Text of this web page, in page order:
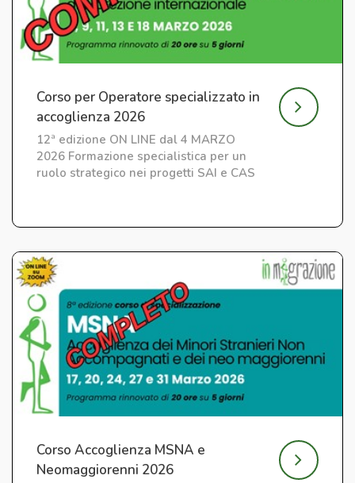
Corso per Operatore specializzato in
accoglienza 2026
12ª edizione ON LINE dal 4 MARZO
2026 Formazione specialistica per un
ruolo strategico nei progetti SAI e CAS
Corso Accoglienza MSNA e
Neomaggiorenni 2026